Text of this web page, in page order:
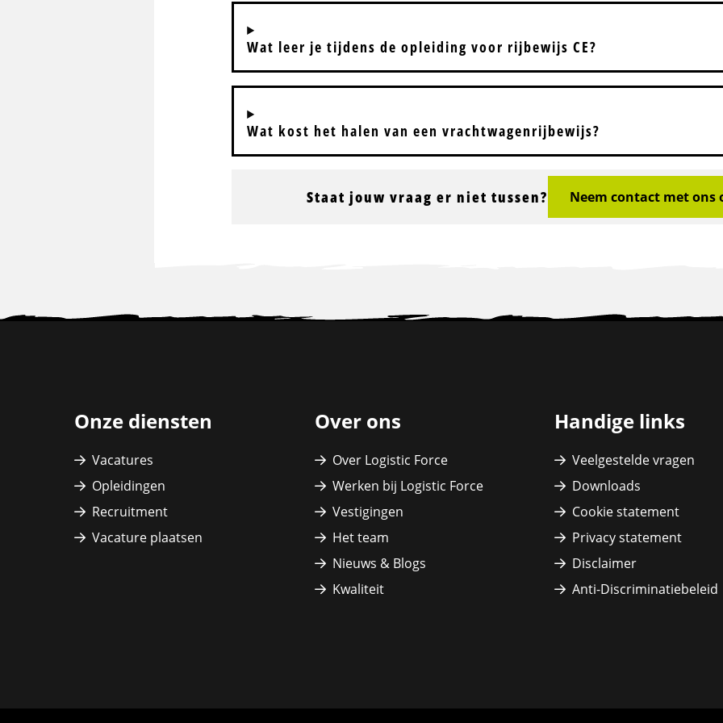
Wat leer je tijdens de opleiding voor rijbewijs CE?
Wat kost het halen van een vrachtwagenrijbewijs?
Staat jouw vraag er niet tussen? Neem contact met ons
Onze diensten
Vacatures
Opleidingen
Recruitment
Vacature plaatsen
Over ons
Over Logistic Force
Werken bij Logistic Force
Vestigingen
Het team
Nieuws & Blogs
Kwaliteit
Handige links
Veelgestelde vragen
Downloads
Cookie statement
Privacy statement
Disclaimer
Anti-Discriminatiebeleid